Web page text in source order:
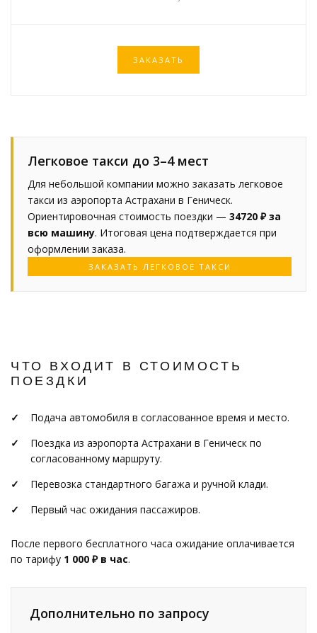
ЗАКАЗАТЬ
Легковое такси до 3–4 мест
Для небольшой компании можно заказать легковое
такси из аэропорта Астрахани в Геническ.
Ориентировочная стоимость поездки — 34720 ₽ за
всю машину. Итоговая цена подтверждается при
оформлении заказа.
ЗАКАЗАТЬ ЛЕГКОВОЕ ТАКСИ
ЧТО ВХОДИТ В СТОИМОСТЬ
ПОЕЗДКИ
Подача автомобиля в согласованное время и место.
Поездка из аэропорта Астрахани в Геническ по
согласованному маршруту.
Перевозка стандартного багажа и ручной клади.
Первый час ожидания пассажиров.
После первого бесплатного часа ожидание оплачивается
по тарифу 1 000 ₽ в час.
Дополнительно по запросу